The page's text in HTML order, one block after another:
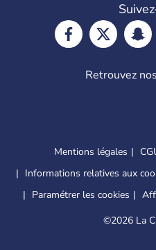
Retrouvez
Mentions légales
Informations relatives aux
Paramétrer les cookies
©2026 La